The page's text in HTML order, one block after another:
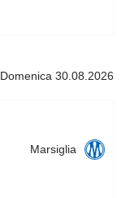
Domenica 30.08.2026
Marsiglia